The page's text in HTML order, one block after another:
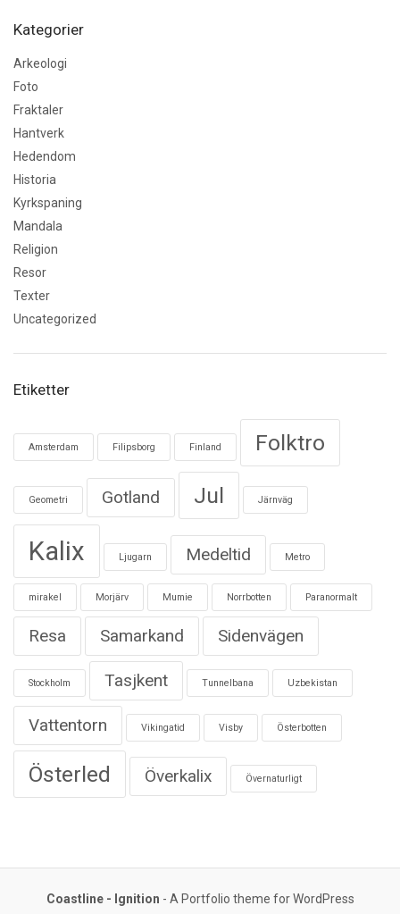
Kategorier
Arkeologi
Foto
Fraktaler
Hantverk
Hedendom
Historia
Kyrkspaning
Mandala
Religion
Resor
Texter
Uncategorized
Etiketter
Amsterdam Filipsborg Finland Folktro
Geometri Gotland Jul Järnväg
Kalix Ljugarn Medeltid Metro
mirakel Morjärv Mumie Norrbotten Paranormalt
Resa Samarkand Sidenvägen
Stockholm Tasjkent Tunnelbana Uzbekistan
Vattentorn Vikingatid Visby Österbotten
Österled Överkalix Övernaturligt
Coastline - Ignition - A Portfolio theme for WordPress